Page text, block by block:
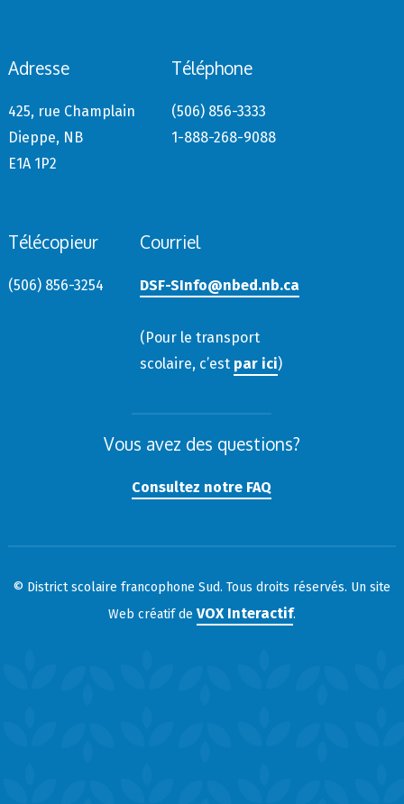
Adresse
425, rue Champlain
Dieppe, NB
E1A 1P2
Téléphone
(506) 856-3333
1-888-268-9088
Télécopieur
(506) 856-3254
Courriel
DSF-SInfo@nbed.nb.ca
(Pour le transport
scolaire, c’est par ici)
Vous avez des questions?
Consultez notre FAQ
© District scolaire francophone Sud. Tous droits réservés. Un site
Web créatif de VOX Interactif.